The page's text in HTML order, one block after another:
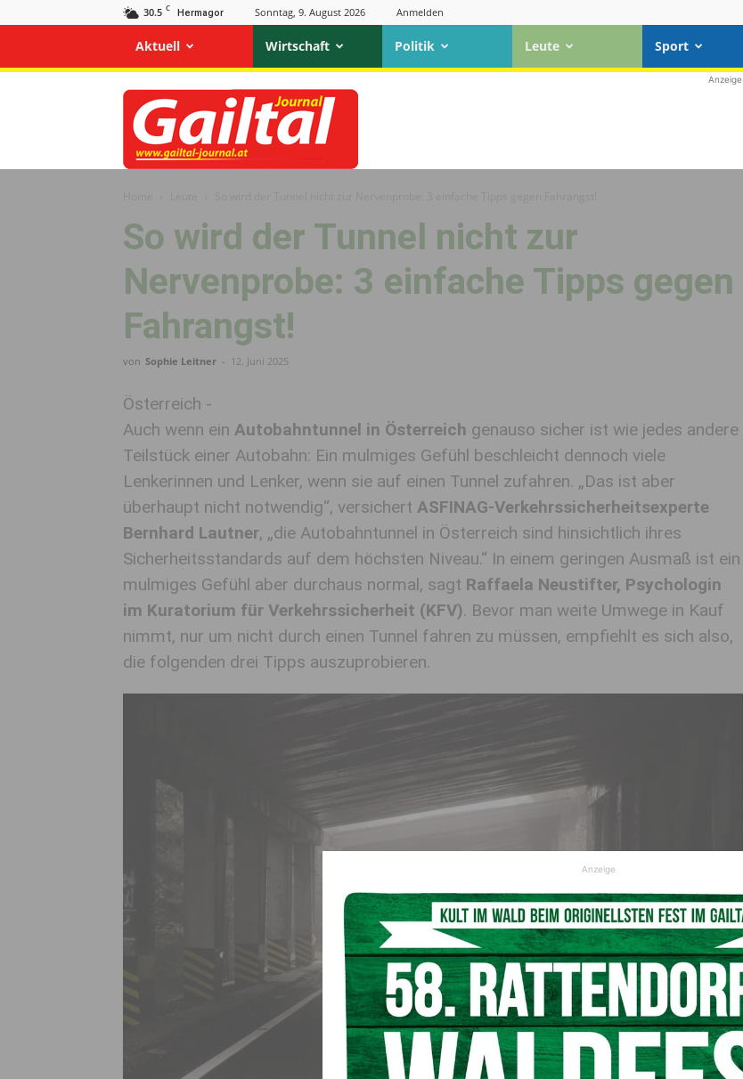
30.5 C Hermagor Sonntag, 9. August 2026 Anmelden
Aktuell Wirtschaft Politik Leute Sport
Gailtal
Journal
Anzeige
So wird der Tunnel nicht zur
Nervenprobe: 3 einfache Tipps gegen
Fahrangst!
von Sophie Leitner - 12. Juni 2025
Österreich -
Auch wenn ein Autobahntunnel in Österreich genauso sicher ist wie jedes andere
Teilstück einer Autobahn: Ein mulmiges Gefühl beschleicht dennoch viele
Lenkerinnen und Lenker, wenn sie auf einen Tunnel zufahren. „Das ist aber
überhaupt nicht notwendig“, versichert ASFINAG-Verkehrssicherheitsexperte
Bernhard Lautner, „die Autobahntunnel in Österreich sind hinsichtlich ihres
Sicherheitsstandards auf dem höchsten Niveau.“ In einem geringen Ausmaß ist ein
mulmiges Gefühl aber durchaus normal, sagt Raffaela Neustifter, Psychologin
im Kuratorium für Verkehrssicherheit (KFV). Bevor man weite Umwege in Kauf
nimmt, nur um nicht durch einen Tunnel fahren zu müssen, empfiehlt es sich also,
die folgenden drei Tipps auszuprobieren.
Anzeige